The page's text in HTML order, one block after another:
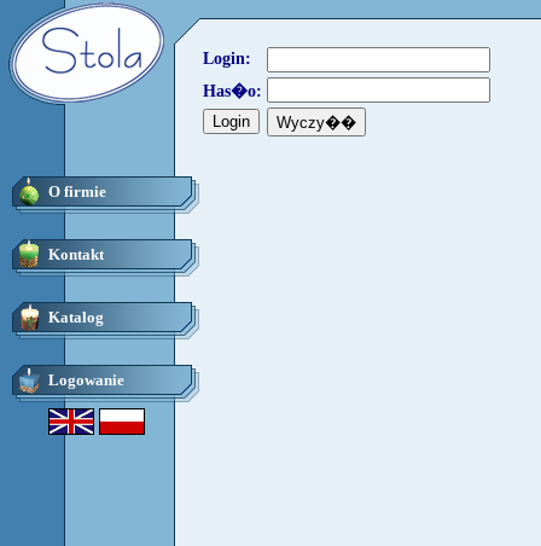
O firmie
Kontakt
Katalog
Logowanie
Login:
Has�o: